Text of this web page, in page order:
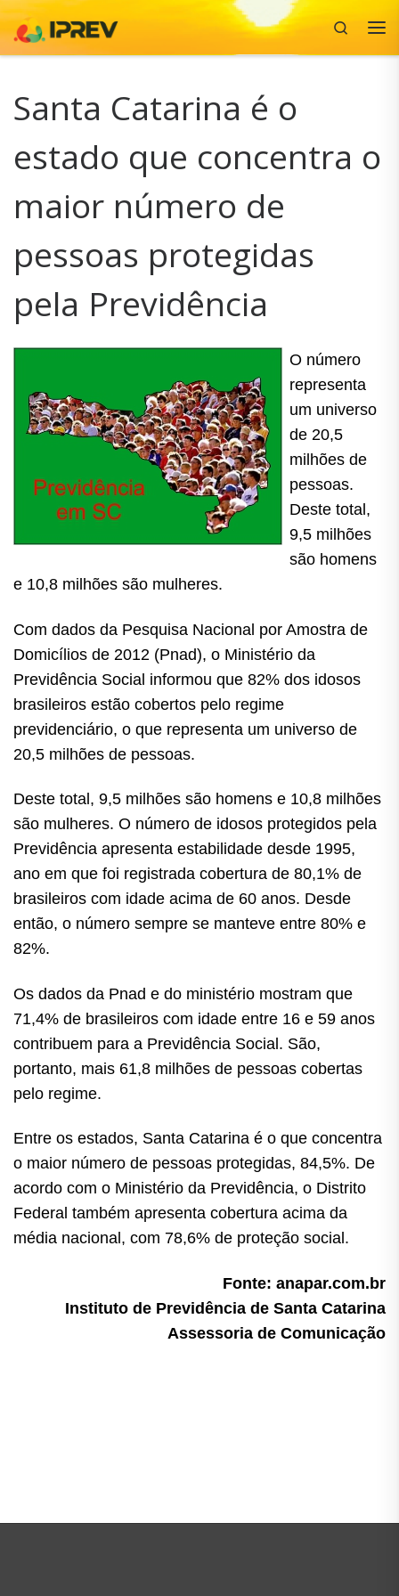
Skip to content
Search
Santa Catarina é o
estado que concentra o
maior número de
pessoas protegidas
pela Previdência
O número
representa
um universo
de 20,5
milhões de
pessoas.
Deste total,
9,5 milhões
são homens
e 10,8 milhões são mulheres.
Com dados da Pesquisa Nacional por Amostra de
Domicílios de 2012 (Pnad), o Ministério da
Previdência Social informou que 82% dos idosos
brasileiros estão cobertos pelo regime
previdenciário, o que representa um universo de
20,5 milhões de pessoas.
Deste total, 9,5 milhões são homens e 10,8 milhões
são mulheres. O número de idosos protegidos pela
Previdência apresenta estabilidade desde 1995,
ano em que foi registrada cobertura de 80,1% de
brasileiros com idade acima de 60 anos. Desde
então, o número sempre se manteve entre 80% e
82%.
Os dados da Pnad e do ministério mostram que
71,4% de brasileiros com idade entre 16 e 59 anos
contribuem para a Previdência Social. São,
portanto, mais 61,8 milhões de pessoas cobertas
pelo regime.
Entre os estados, Santa Catarina é o que concentra
o maior número de pessoas protegidas, 84,5%. De
acordo com o Ministério da Previdência, o Distrito
Federal também apresenta cobertura acima da
média nacional, com 78,6% de proteção social.
Fonte: anapar.com.br
Instituto de Previdência de Santa Catarina
Assessoria de Comunicação